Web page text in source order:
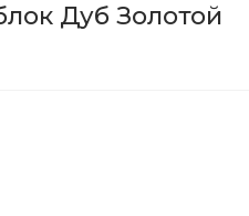
Дуб Золотой